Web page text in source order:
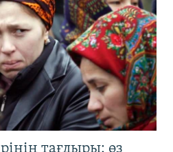
тағдыры: өз